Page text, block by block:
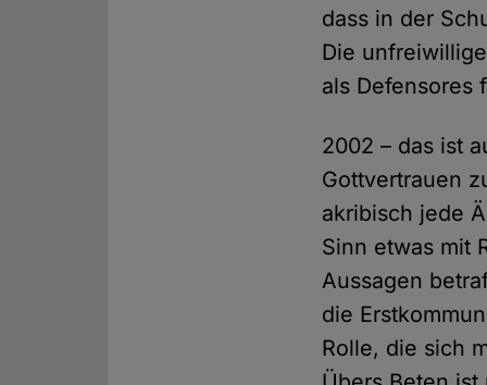
dass in der
Die
als Defensores
2002 – das ist
Gottvertrauen
akribisch jede
Sinn etwas mit
Aussagen
die
Rolle, die sich